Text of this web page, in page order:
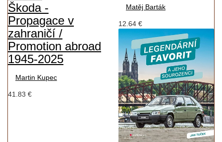
Škoda -
Propagace v
zahraničí /
Promotion abroad
1945-2025
Martin Kupec
41.83 €
Matěj Barták
12.64 €